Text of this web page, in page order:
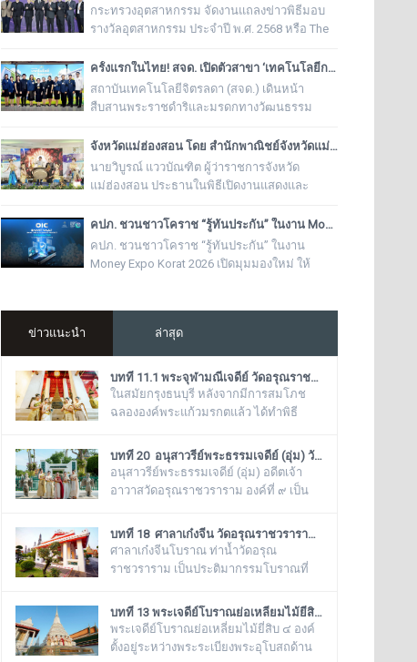
ราชชนนีพันปีหลวงกระทรวงอุตสาหกรรม จัดงานแถลงข่าวพิธีมอบ
รางวัลอุตสาหกรรม ประจำปี พ.ศ. 2568 หรือ The
ครั้งแรกในไทย! สจด. เปิดตัวสาขา ‘เทคโนโลยีการสร้างและซ่อมบำรุงเครื่องดนตรีไทย’ ถอดรหัสภูมิปัญญาปราชญ์ชาวบ้าน ยกระดับช่างดนตรีไทยสู่มืออาชีพ
สถาบันเทคโนโลยีจิตรลดา (สจด.) เดินหน้า
สืบสานพระราชดำริและมรดกทางวัฒนธรรม
ซ่อมบำรุงเครื่องดนตรีไทย หลักสูตรวิชาชีพเฉพาะ
ทางแห่งแรกของประเทศไทยที่รวบรวม "องค์
ความรู้และศาสตร์จากปราชญ์ชาวบ้าน" เข้ากับ
ปัญหาการขาดแคลนช่างผู้เชี่ยวชาญ
จังหวัดแม่ฮ่องสอน โดย สำนักพาณิชย์จังหวัดแม่ฮ่องสอน จัดงาน “ช้อปฟิน ถิ่นสามหมอก สุดยอดของดี ของเด่น แม่ฮ่องสอน”
นายวิบูรณ์ แววบัณฑิต ผู้ว่าราชการจังหวัด
แม่ฮ่องสอน ประธานในพิธีเปิดงานแสดงและ
ของดี ของเด่น แม่ฮ่องสอน”
คปภ. ชวนชาวโคราช “รู้ทันประกัน” ในงาน Money Expo Korat 2026 เปิดมุมมองใหม่ ให้ประชาชนรู้ทันมิจฉาชีพ
คปภ. ชวนชาวโคราช “รู้ทันประกัน” ในงาน
Money Expo Korat 2026 เปิดมุมมองใหม่ ให้
ข่าวแนะนำ ล่าสุด
บทที่ 11.1 พระจุฬามณีเจดีย์ วัดอรุณราชวราราม (แอพเดียวเที่ยวทั่ววัดอรุณ)
ในสมัยกรุงธนบุรี หลังจากมีการสมโภช
ฉลององค์พระแก้วมรกตแล้ว ได้ทำพิธี
แห่งนี้ ในสมัยรัชกาลที่ ๕ ยังเรียกพระวิหาร
แห่งนี้ว่า “วิหารพระแก้ว” อยู่ตลอดมา จน
ต่อมาชาวบ้านได้เรียกเพี้ยนกันไปว่า
ราชวราราม ที่ชาวบ้านในละแวกนี้ให้
ความเคารพศรัทธาตั้งแต่ครั้งอดีตกาลจวบ
จนมาถึงยุคปัจ
บทที่ 20 อนุสาวรีย์พระธรรมเจดีย์ (อุ่ม) วัดอรุณราชวราราม (แอพเดียวเที่ยวทั่ววัดอรุณ)
อนุสาวรีย์พระธรรมเจดีย์ (อุ่ม) อดีตเจ้า
อาวาสวัดอรุณราชวราราม องค์ที่ ๙ เป็น
ราชวรารามอีกแห่งหนึ่ง ตั้งอยู่ทางด้านทิศ
ใต้ของภูเขาจำลอง บริเวณศาลาเก๋งจีน ๓
หลัง ทางด้านหน้าวัดริมแม่น้ำเจ้าพระยา
โบราณสีเขียวแบบจีน ซึ่งเป็นสถานที่บรรจุ
บรรจุอัฐิของพระธรรมเจดีย์ (อุ่ม) อดีตเจ้า
อาวาสวัดอรุณราชวราราม องค์ที่ ๙
บทที่ 18 ศาลาเก๋งจีน วัดอรุณราชวราราม (แอพเดียวเที่ยวทั่ววัดอรุณ)
ศาลาเก๋งจีนโบราณ ท่าน้ำวัดอรุณ
ราชวราราม เป็นประติมากรรมโบราณที่
รัชสมัยของพระบาทสมเด็จพระนั่งเกล้าเจ้า
อยู่หัว รัชกาลที่ ๓ โดยมีพระราชดำริให้
สร้างขึ้นทั้งหมด ๖ หลัง เรียงรายอยู่บริเวณ
บทที่ 13 พระเจดีย์โบราณย่อเหลี่ยมไม้ยี่สิบ วัดอรุณราชวราราม (แอพเดียวเที่ยวทั่ววัดอรุณ)
พระเจดีย์โบราณย่อเหลี่ยมไม้ยี่สิบ ๔ องค์
ตั้งอยู่ระหว่างพระระเบียงพระอุโบสถด้าน